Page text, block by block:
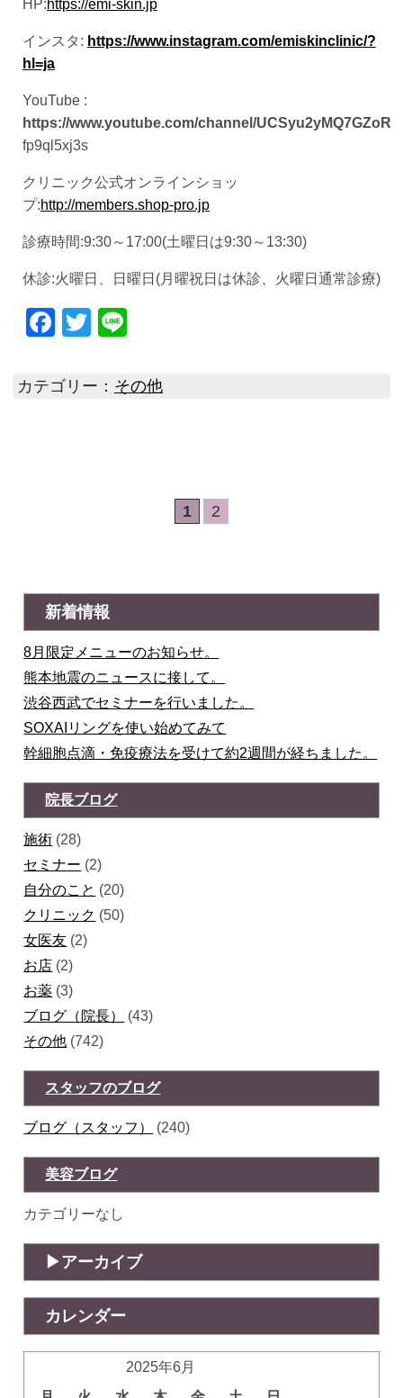
HP:https://emi-skin.jp
インスタ: https://www.instagram.com/emiskinclinic/?
hl=ja
YouTube :
https://www.youtube.com/channel/
fp9ql5xj3s
クリニック公式オンラインショッ
プ:http://members.shop-pro.jp
診療時間:9:30～17:00(土曜日は9:30～13:30)
休診:火曜日、日曜日(月曜祝日は休診、火曜日通常診療)
Facebook
Twitter
Line
カテゴリー： その他
1 2
新着情報
8月限定メニューのお知らせ。
熊本地震のニュースに接して。
渋谷西武でセミナーを行いました。
SOXAIリングを使い始めてみて
幹細胞点滴・免疫療法を受けて約2週間が経ちました。
院長ブログ
施術 (28)
セミナー (2)
自分のこと (20)
クリニック (50)
女医友 (2)
お店 (2)
お薬 (3)
ブログ（院長）
(43)
その他 (742)
スタッフのブログ
ブログ（スタッフ） (240)
美容ブログ
カテゴリーなし
アーカイブ
カレンダー
2025年6月